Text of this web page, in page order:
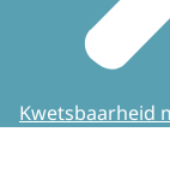
Kwetsbaarheid